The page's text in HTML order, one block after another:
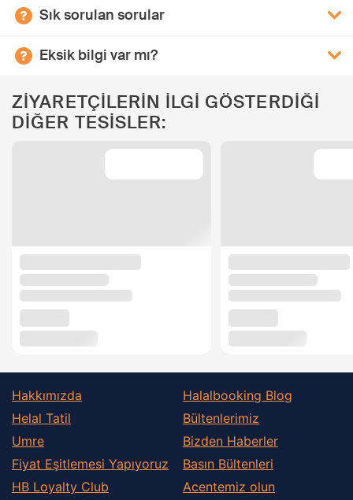
Sık sorulan sorular
Eksik bilgi var mı?
ZİYARETÇİLERİN İLGİ GÖSTERDİĞİ
DİĞER TESİSLER:
Hakkımızda
Helal Tatil
Umre
Fiyat Eşitlemesi Yapıyoruz
HB Loyalty Club
Halalbooking Blog
Bültenlerimiz
Bizden Haberler
Basın Bültenleri
Acentemiz olun